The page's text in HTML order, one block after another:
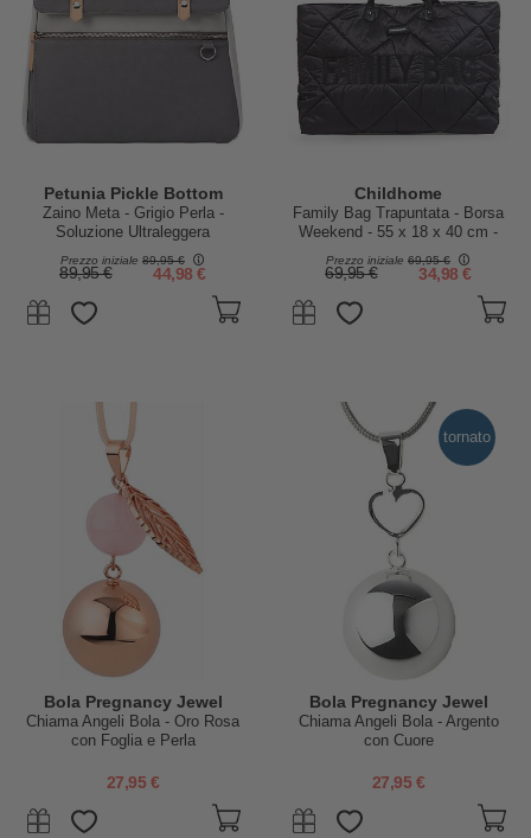
Petunia Pickle Bottom
Zaino Meta - Grigio Perla -
Soluzione Ultraleggera
Funzionale ed Elegante per Te e
il tuo Bambino!
Prezzo iniziale 89,95 €
89,95 € 44,98 €
Childhome
Family Bag Trapuntata - Borsa
Weekend - 55 x 18 x 40 cm -
Prezzo iniziale 69,95 €
69,95 € 34,98 €
Bola Pregnancy Jewel
Chiama Angeli Bola - Oro Rosa
con Foglia e Perla
27,95 €
tornato
Bola Pregnancy Jewel
Chiama Angeli Bola - Argento
con Cuore
27,95 €